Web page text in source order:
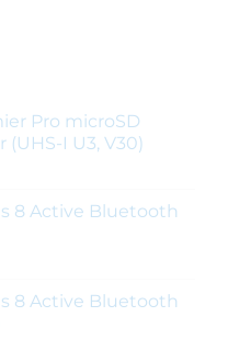
Pro microSD
(UHS-I U3, V30)
8 Active Bluetooth
8 Active Bluetooth